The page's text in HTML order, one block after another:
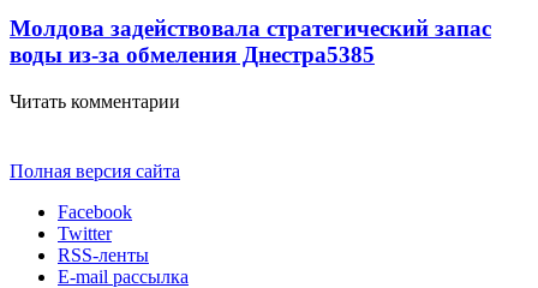
Молдова задействовала стратегический запас
воды из-за обмеления Днестра5385
Читать комментарии
Полная версия сайта
Facebook
Twitter
RSS-ленты
E-mail рассылка